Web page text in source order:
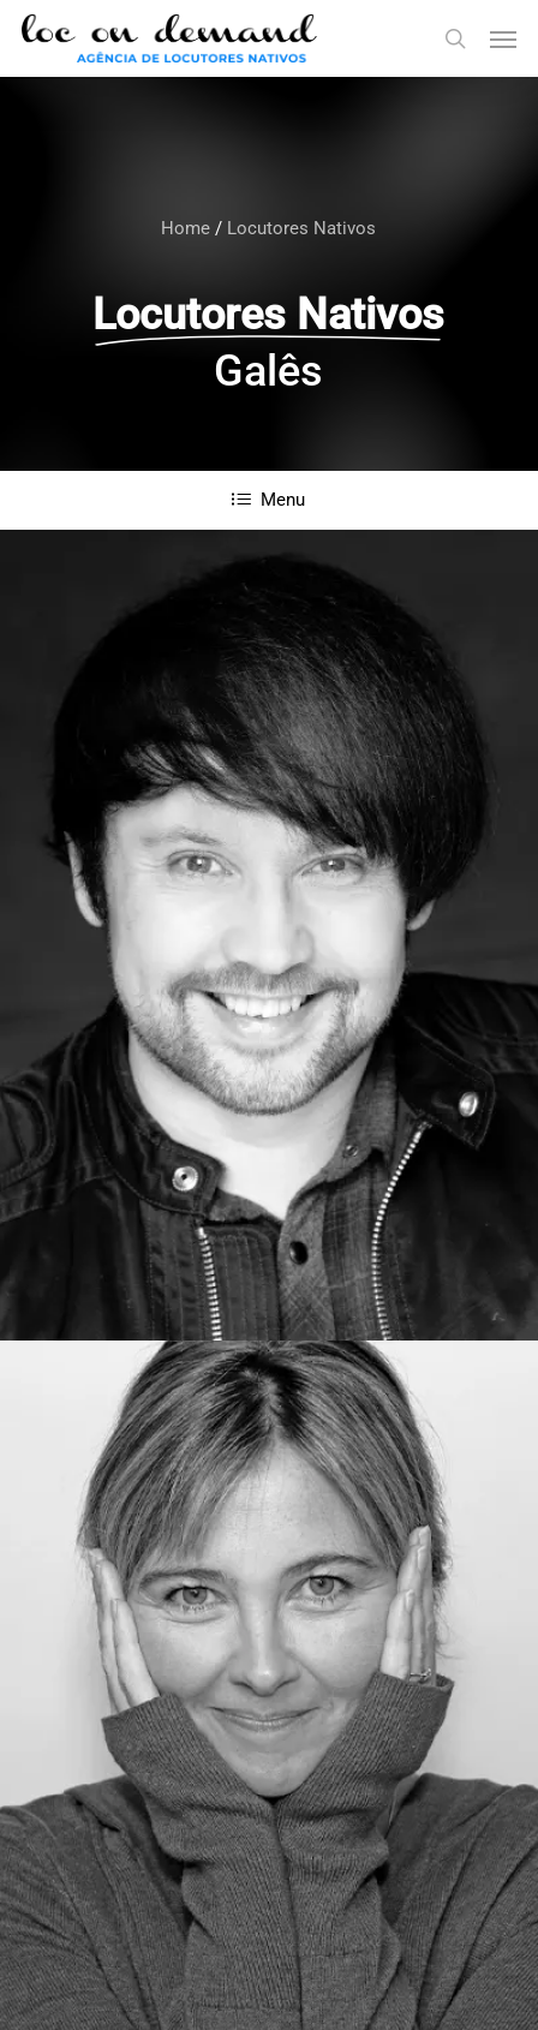
Skip
main
search
Home / Locutores Nativos
Locutores Nativos
Galês
Menu